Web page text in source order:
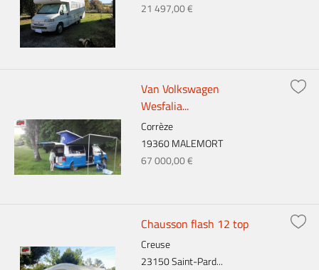
21 497,00 €
Van Volkswagen
Wesfalia...
Corrèze
19360 MALEMORT
67 000,00 €
Chausson flash 12 top
Creuse
23150 Saint-Pard...